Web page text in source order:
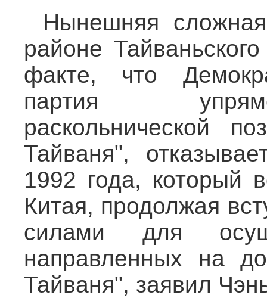
Нынешняя
районе
факте, что
партия
раскольнической
Тайваня",
1992 года, который
Китая, продолжая
силами для
направленных на
Тайваня", заявил